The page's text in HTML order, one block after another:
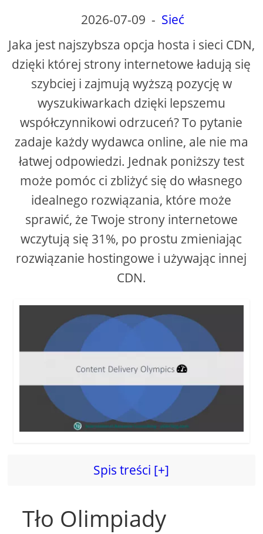
V
i
d
e
o
2026-07-09 - Sieć
Jaka jest najszybsza opcja hosta i sieci CDN,
dzięki której strony internetowe ładują się
szybciej i zajmują wyższą pozycję w
wyszukiwarkach dzięki lepszemu
współczynnikowi odrzuceń? To pytanie
zadaje każdy wydawca online, ale nie ma
łatwej odpowiedzi. Jednak poniższy test
może pomóc ci zbliżyć się do własnego
idealnego rozwiązania, które może
sprawić, że Twoje strony internetowe
wczytują się 31%, po prostu zmieniając
rozwiązanie hostingowe i używając innej
CDN.
Spis treści [+]
Tło Olimpiady